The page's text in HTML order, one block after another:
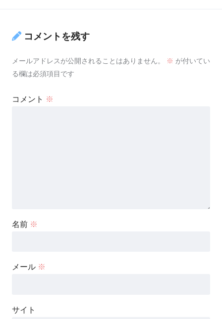
コメントを残す
メールアドレスが公開されることはありません。 ※ が付いてい
る欄は必須項目です
コメント ※
名前 ※
メール ※
サイト